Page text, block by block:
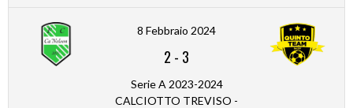
8 Febbraio 2024
2 - 3
Serie A 2023-2024
CALCIOTTO TREVISO -